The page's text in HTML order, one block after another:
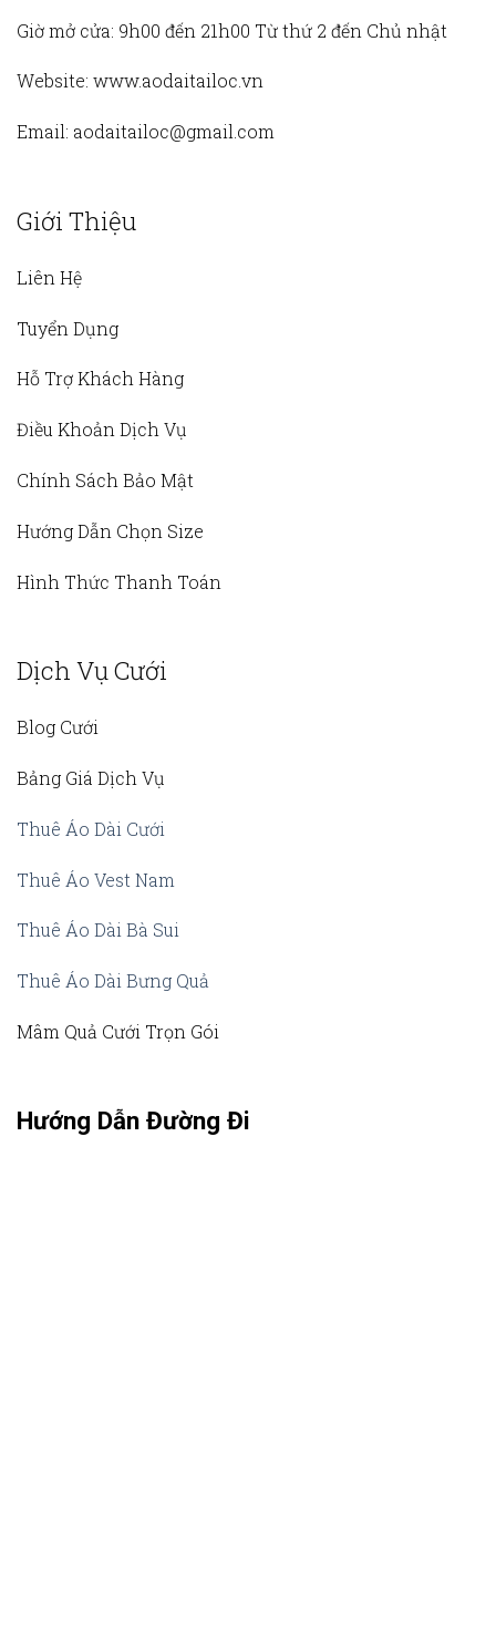
Giờ mở cửa: 9h00 đến 21h00 Từ thứ 2 đến Chủ nhật
Website: www.aodaitailoc.vn
Email: aodaitailoc@gmail.com
Giới Thiệu
Liên Hệ
Tuyển Dụng
Hỗ Trợ Khách Hàng
Điều Khoản Dịch Vụ
Chính Sách Bảo Mật
Hướng Dẫn Chọn Size
Hình Thức Thanh Toán
Dịch Vụ Cưới
Blog Cưới
Bảng Giá Dịch Vụ
Thuê Áo Dài Cưới
Thuê Áo Vest Nam
Thuê Áo Dài Bà Sui
Thuê Áo Dài Bưng Quả
Mâm Quả Cưới Trọn Gói
Hướng Dẫn Đường Đi